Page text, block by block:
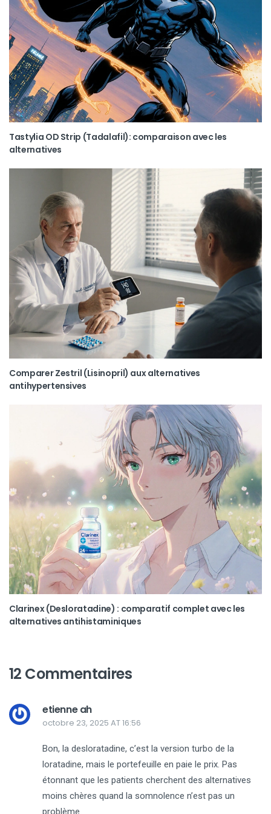
Tastylia OD Strip (Tadalafil): comparaison avec les
alternatives
Comparer Zestril (Lisinopril) aux alternatives
antihypertensives
Clarinex (Desloratadine) : comparatif complet avec les
alternatives antihistaminiques
12 Commentaires
etienne ah
octobre 23, 2025 AT 16:56
Bon, la desloratadine, c’est la version turbo de la
loratadine, mais le portefeuille en paie le prix. Pas
étonnant que les patients cherchent des alternatives
moins chères quand la somnolence n’est pas un
problème.